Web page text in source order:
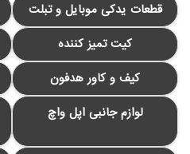
قطعات یدکی موبایل و تبلت
کیت تمیز کننده
کیف و کاور هدفون
لوازم جانبی اپل واچ